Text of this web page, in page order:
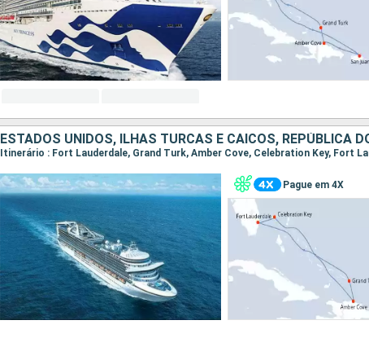
ESTADOS UNIDOS, ILHAS TURCAS E CAICOS, REPÚBLICA
Itinerário : Fort Lauderdale, Grand Turk, Amber Cove, Celebration Key, Fort
Pague em 4X